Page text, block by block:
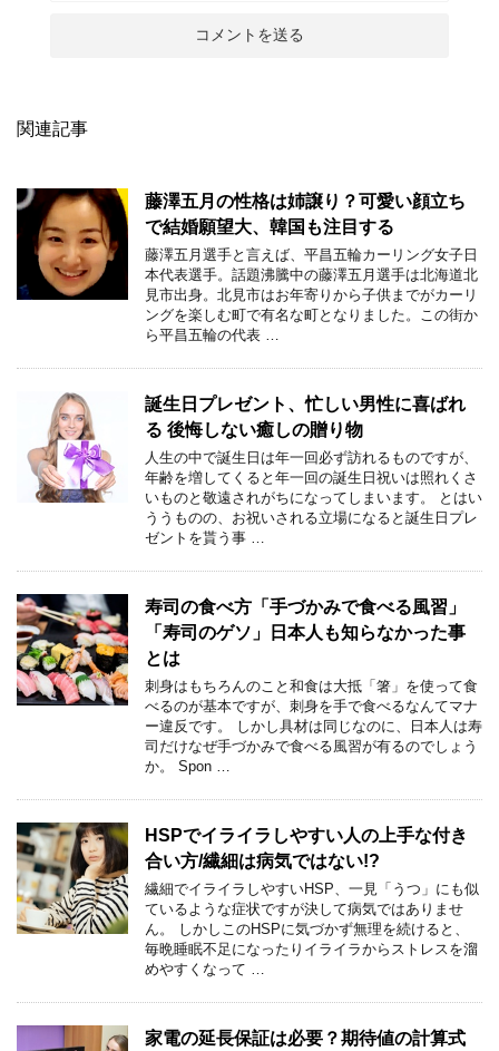
関連記事
藤澤五月の性格は姉譲り？可愛い顔立ち
で結婚願望大、韓国も注目する
藤澤五月選手と言えば、平昌五輪カーリング女子日
本代表選手。話題沸騰中の藤澤五月選手は北海道北
見市出身。北見市はお年寄りから子供までがカーリ
ングを楽しむ町で有名な町となりました。この街か
ら平昌五輪の代表 …
誕生日プレゼント、忙しい男性に喜ばれ
る 後悔しない癒しの贈り物
人生の中で誕生日は年一回必ず訪れるものですが、
年齢を増してくると年一回の誕生日祝いは照れくさ
いものと敬遠されがちになってしまいます。 とはい
ううものの、お祝いされる立場になると誕生日プレ
ゼントを貰う事 …
寿司の食べ方「手づかみで食べる風習」
「寿司のゲソ」日本人も知らなかった事
とは
刺身はもちろんのこと和食は大抵「箸」を使って食
べるのが基本ですが、刺身を手で食べるなんてマナ
ー違反です。 しかし具材は同じなのに、日本人は寿
司だけなぜ手づかみで食べる風習が有るのでしょう
か。 Spon …
HSPでイライラしやすい人の上手な付き
合い方/繊細は病気ではない!?
繊細でイライラしやすいHSP、一見「うつ」にも似
ているような症状ですが決して病気ではありませ
ん。 しかしこのHSPに気づかず無理を続けると、
毎晩睡眠不足になったりイライラからストレスを溜
めやすくなって …
家電の延長保証は必要？期待値の計算式